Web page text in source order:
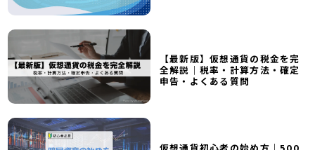
【最新版】仮想通貨の税金を完
全解説｜税率・計算方法・確定
申告・よくある質問